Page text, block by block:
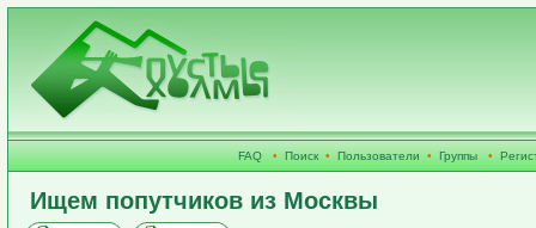
FAQ • Поиск • Пользователи • Группы •
Ищем попутчиков из Москвы